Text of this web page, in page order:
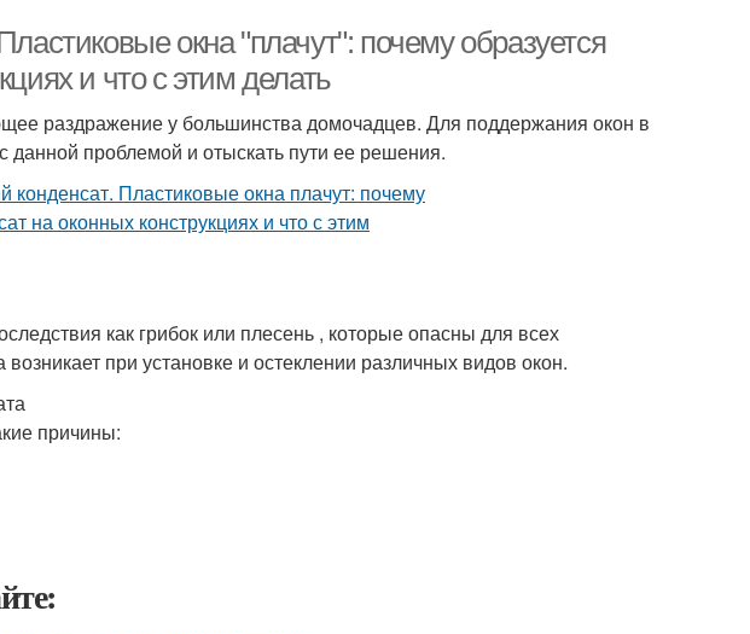
окна "плачут": почему образуется
и что с этим делать
раздражение у большинства домочадцев. Для поддержания окон в
данной проблемой и отыскать пути ее решения.
как грибок или плесень , которые опасны для всех
при установке и остеклении различных видов окон.
причины: